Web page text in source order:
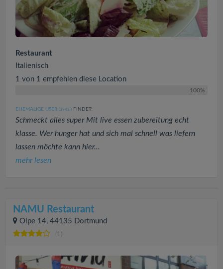
Restaurant
Italienisch
1 von 1 empfehlen diese Location
100%
EHEMALIGE USER (3742 ) FINDET:
Schmeckt alles super Mit live essen zubereitung echt
klasse. Wer hunger hat und sich mal schnell was liefern
lassen möchte kann hier...
mehr lesen
NAMU Restaurant
Olpe 14, 44135 Dortmund
(1)